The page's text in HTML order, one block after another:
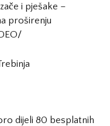
i pješake –
proširenju
dijeli 80 besplatnih